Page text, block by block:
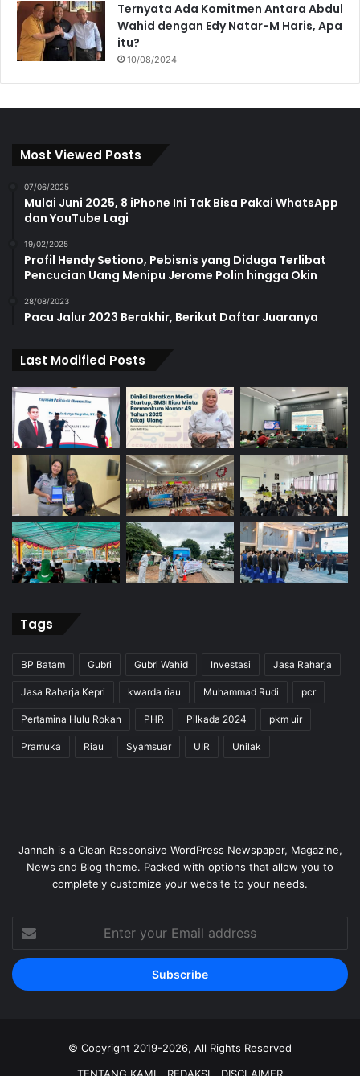
Ternyata Ada Komitmen Antara Abdul
Wahid dengan Edy Natar-M Haris, Apa
itu?
10/08/2024
Most Viewed Posts
07/06/2025
Mulai Juni 2025, 8 iPhone Ini Tak Bisa Pakai WhatsApp
dan YouTube Lagi
19/02/2025
Profil Hendy Setiono, Pebisnis yang Diduga Terlibat
Pencucian Uang Menipu Jerome Polin hingga Okin
28/08/2023
Pacu Jalur 2023 Berakhir, Berikut Daftar Juaranya
Last Modified Posts
Tags
BP Batam Gubri Gubri Wahid Investasi Jasa Raharja
Jasa Raharja Kepri kwarda riau Muhammad Rudi pcr
Pertamina Hulu Rokan PHR Pilkada 2024 pkm uir
Pramuka Riau Syamsuar UIR Unilak
Jannah is a Clean Responsive WordPress Newspaper, Magazine,
News and Blog theme. Packed with options that allow you to
completely customize your website to your needs.
your
Email
address
© Copyright 2019-2026, All Rights Reserved